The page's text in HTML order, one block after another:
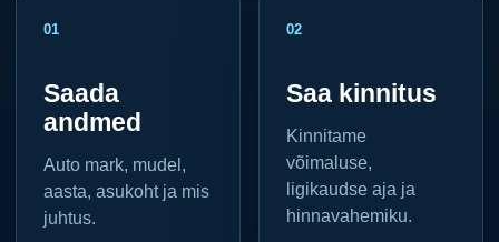
01
Saada
andmed
Auto mark, mudel,
aasta, asukoht ja mis
juhtus.
02
Saa kinnitus
Kinnitame
võimaluse,
ligikaudse aja ja
hinnavahemiku.